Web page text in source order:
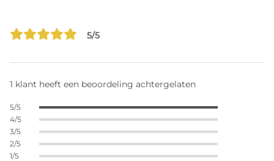
5/5
1 klant heeft een beoordeling achtergelaten
5/5
4/5
3/5
2/5
1/5